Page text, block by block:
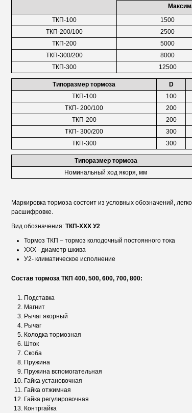
ТКП-100
1500
ТКП-200/100 2500
ТКП-200
5000
ТКП-300/200
8000
ТКП-300
12500
Типоразмер тормоза D
ТКП-100
100
ТКП- 200/100
200
ТКП-200
200
ТКП- 300/200
300
ТКП-300
300
Типоразмер тормоза
Номинальный ход якоря, мм
Маркировка тормоза состоит из условных обозначений,
расшифровке.
Вид обозначения: ТКП-XXX У2
Тормоз ТКП – тормоз колодочный постоянного тока
XXX - диаметр шкива
У2- климатическое исполнение
Состав тормоза ТКП 400, 500, 600, 700, 800:
Подставка
Магнит
Рычаг якорный
Рычаг
Колодка тормозная
Шток
Скоба
Пружина
Пружина вспомогательная
Гайка установочная
Гайка отжимная
Гайка регулировочная
Контргайка